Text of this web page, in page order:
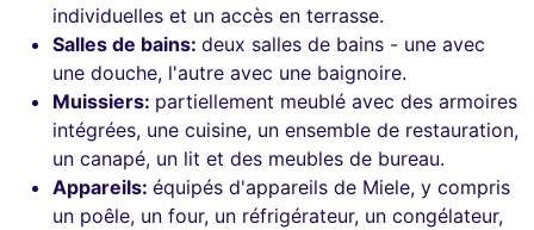
individuelles et un accès en terrasse.
Salles de bains: deux salles de bains - une avec
une douche, l'autre avec une baignoire.
Muissiers: partiellement meublé avec des armoires
intégrées, une cuisine, un ensemble de restauration,
un canapé, un lit et des meubles de bureau.
Appareils: équipés d'appareils de Miele, y compris
un poêle, un four, un réfrigérateur, un congélateur,